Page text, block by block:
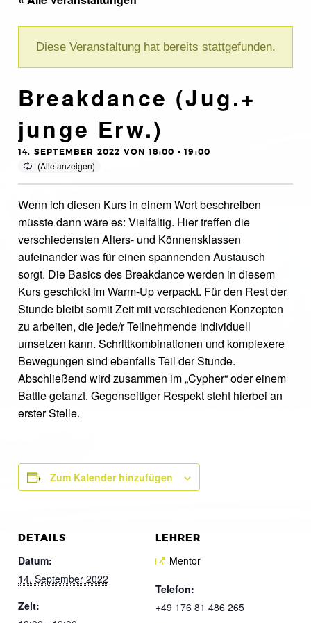
Diese Veranstaltung hat bereits stattgefunden.
Breakdance (Jug.+
junge Erw.)
14. SEPTEMBER 2022 VON 18:00 -19:00
Wenn ich diesen Kurs in einem Wort beschreiben
müsste dann wäre es: Vielfältig. Hier treffen die
verschiedensten Alters- und Könnensklassen
aufeinander was für einen spannenden Austausch
sorgt. Die Basics des Breakdance werden in diesem
Kurs geschickt im Warm-Up verpackt. Für den Rest der
Stunde bleibt somit Zeit mit verschiedenen Konzepten
zu arbeiten, die jede/r Teilnehmende individuell
umsetzen kann. Schrittkombinationen und komplexere
Bewegungen sind ebenfalls Teil der Stunde.
Abschließend wird zusammen im „Cypher“ oder einem
Battle getanzt. Gegenseitiger Respekt steht hierbei an
erster Stelle.
Zum Kalender hinzufügen
DETAILS
Datum:
14. September 2022
Zeit:
LEHRER
Mentor
Telefon:
+49 176 81 486 265